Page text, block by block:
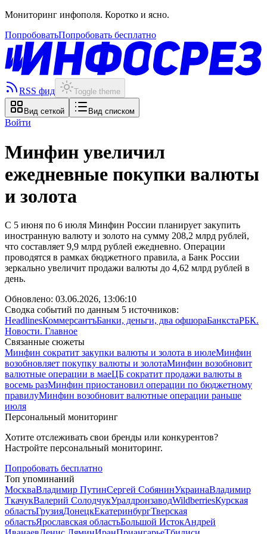
Мониторинг инфополя. Коротко и ясно.
ПопробоватьПопробовать бесплатно
RSS фид Toggle theme
Вид сеткой Вид списком
Войти
Минфин увеличил
ежедневные покупки валюты
и золота
С 5 июня по 6 июля Минфин России планирует закупить
иностранную валюту и золото на сумму 208,2 млрд рублей,
что составляет 9,9 млрд рублей ежедневно. Операции
проводятся в рамках бюджетного правила, а Банк России
зеркально увеличит продажи валюты до 4,62 млрд рублей в
день.
Обновлено: 03.06.2026, 13:06:10
Сводка событий по данным 5 источников:
HeadlinesКоммерсантъБанки, деньги, два офшораБанкстаРБК.
Новости. Главное
Связанные сюжеты
Минфин сократит закупки валюты и золота в июлеМинфин
возобновляет покупку валюты и золотаМинфин возобновит
валютные операции в маеЦБ сократит продажи валюты в
восемь разМинфин приостановил операции по бюджетному
правилуМинфин возобновит валютные операции раньше
июля
Персональный мониторинг
Хотите отслеживать свои бренды или конкурентов?
Настройте персональный мониторинг.
Попробовать бесплатно
Топ упоминаний
МоскваВладимир ПутинСергей СобянинУкраинаВладимир
ТкачукВалерий СолодчукУралдронзаводWildberriesКурская
областьГрузияДонецкЕкатеринбургТверская
областьЯрославская областьБольшой ИстокАндрей